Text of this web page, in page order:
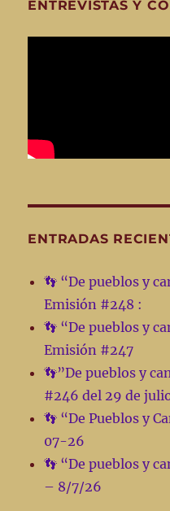
ENTREVISTAS Y
ENTRADAS
👣 “De pueblos y
Emisión #248 :
👣 “De pueblos y
Emisión #247
👣”De pueblos y
#246 del 29 de
👣 “De Pueblos y
07-26
👣 “De pueblos y
– 8/7/26